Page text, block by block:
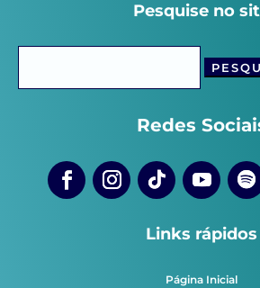
Pesquise no
Redes
Links rápidos
Página Inicial